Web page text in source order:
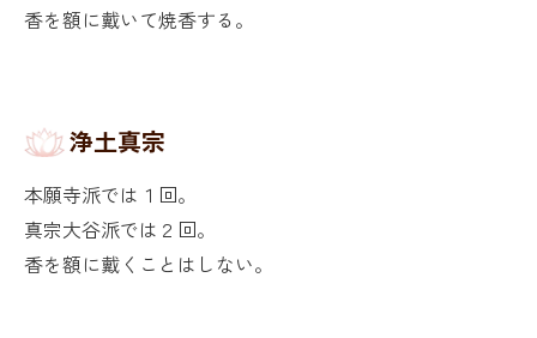
香を額に戴いて焼香する。
浄土真宗
本願寺派では１回。
真宗大谷派では２回。
香を額に戴くことはしない。